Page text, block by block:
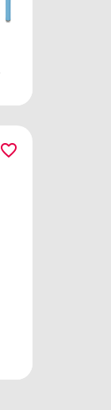
favorite_border